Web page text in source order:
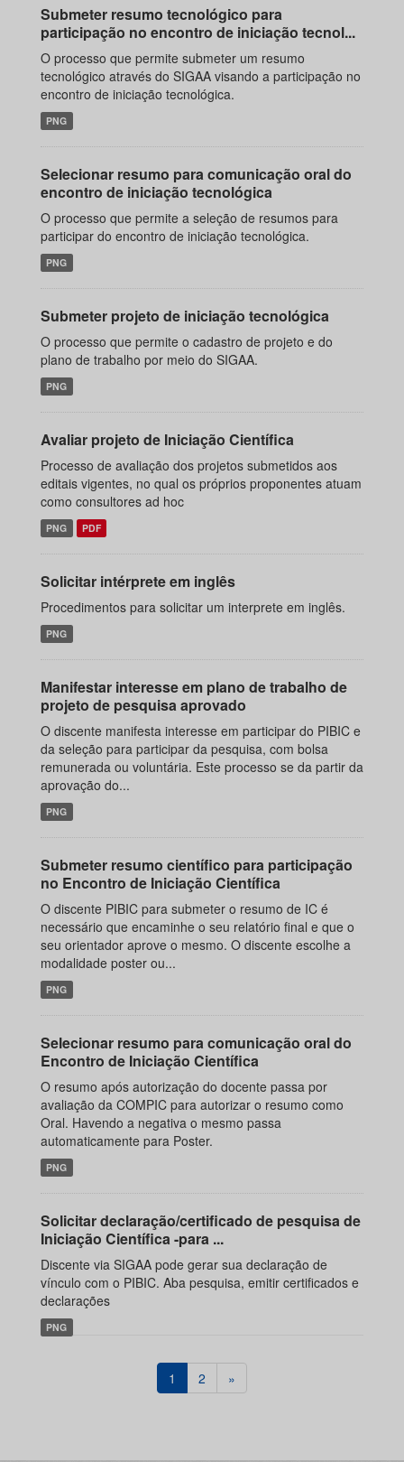
Submeter resumo tecnológico para
participação no encontro de iniciação tecnol...
O processo que permite submeter um resumo
tecnológico através do SIGAA visando a participação no
encontro de iniciação tecnológica.
PNG
Selecionar resumo para comunicação oral do
encontro de iniciação tecnológica
O processo que permite a seleção de resumos para
participar do encontro de iniciação tecnológica.
PNG
Submeter projeto de iniciação tecnológica
O processo que permite o cadastro de projeto e do
plano de trabalho por meio do SIGAA.
PNG
Avaliar projeto de Iniciação Científica
Processo de avaliação dos projetos submetidos aos
editais vigentes, no qual os próprios proponentes atuam
como consultores ad hoc
PNG PDF
Solicitar intérprete em inglês
Procedimentos para solicitar um interprete em inglês.
PNG
Manifestar interesse em plano de trabalho de
projeto de pesquisa aprovado
O discente manifesta interesse em participar do PIBIC e
da seleção para participar da pesquisa, com bolsa
remunerada ou voluntária. Este processo se da partir da
aprovação do...
PNG
Submeter resumo científico para participação
no Encontro de Iniciação Científica
O discente PIBIC para submeter o resumo de IC é
necessário que encaminhe o seu relatório final e que o
seu orientador aprove o mesmo. O discente escolhe a
modalidade poster ou...
PNG
Selecionar resumo para comunicação oral do
Encontro de Iniciação Científica
O resumo após autorização do docente passa por
avaliação da COMPIC para autorizar o resumo como
Oral. Havendo a negativa o mesmo passa
automaticamente para Poster.
PNG
Solicitar declaração/certificado de pesquisa de
Iniciação Científica -para ...
Discente via SIGAA pode gerar sua declaração de
vínculo com o PIBIC. Aba pesquisa, emitir certificados e
declarações
PNG
1 2 »